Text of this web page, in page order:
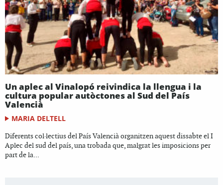
Un aplec al Vinalopó reivindica la llengua i la
cultura popular autòctones al Sud del País
Valencià
MARIA DELTELL
Diferents col·lectius del País Valencià organitzen aquest dissabte el I
Aplec del sud del país, una trobada que, malgrat les imposicions per
part de la...